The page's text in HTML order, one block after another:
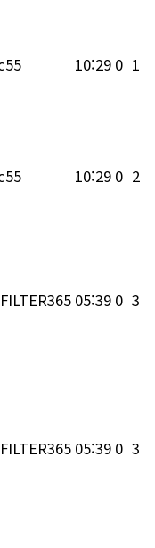
10:29 0 1
10:29 0 2
05:39 0 3
05:39 0 3